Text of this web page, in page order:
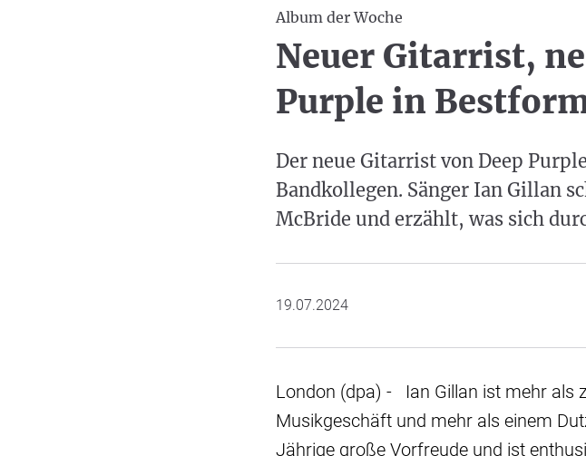
Album der Woche
Neuer Gitarrist,
Purple in
Der neue Gitarrist von Deep
Bandkollegen. Sänger Ian Gillan
McBride und erzählt, was sich
19.07.2024
London (dpa) - Ian Gillan ist mehr als
Musikgeschäft und mehr als einem
Jährige große Vorfreude und ist